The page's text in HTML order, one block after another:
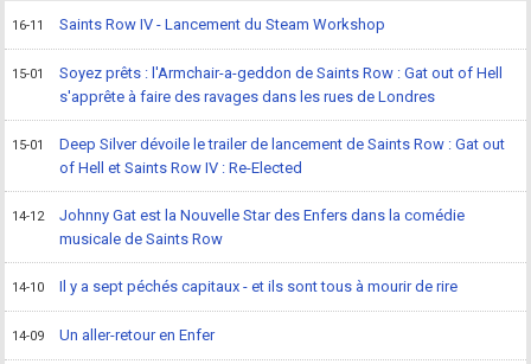
16-11 Saints Row IV - Lancement du Steam Workshop
15-01
Soyez prêts : l'Armchair-a-geddon de Saints Row : Gat out of Hell
s'apprête à faire des ravages dans les rues de Londres
15-01
Deep Silver dévoile le trailer de lancement de Saints Row : Gat out
of Hell et Saints Row IV : Re-Elected
14-12
Johnny Gat est la Nouvelle Star des Enfers dans la comédie
musicale de Saints Row
14-10 Il y a sept péchés capitaux - et ils sont tous à mourir de rire
14-09 Un aller-retour en Enfer